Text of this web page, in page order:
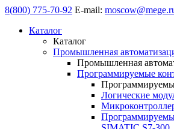
8(800) 775-70-92 E-mail:
Каталог
Каталог
Промышленная
Промышленная
Программируемые
Логические